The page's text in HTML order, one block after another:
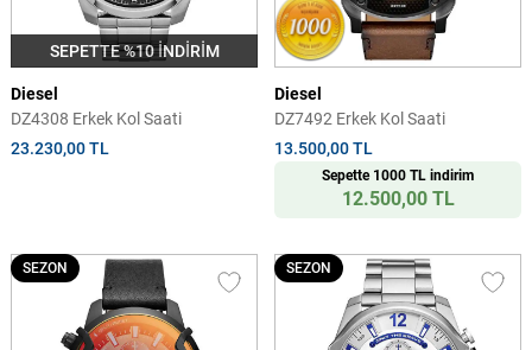
SEPETTE %10 İNDİRİM
Diesel
DZ4308 Erkek Kol Saati
23.230,00 TL
Diesel
DZ7492 Erkek Kol Saati
13.500,00 TL
Sepette 1000 TL indirim
12.500,00 TL
SEZON SEZON